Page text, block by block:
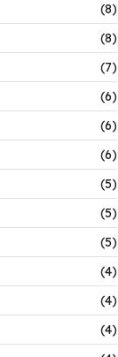
(8)
(8)
(7)
(6)
(6)
(6)
(5)
(5)
(5)
(4)
(4)
(4)